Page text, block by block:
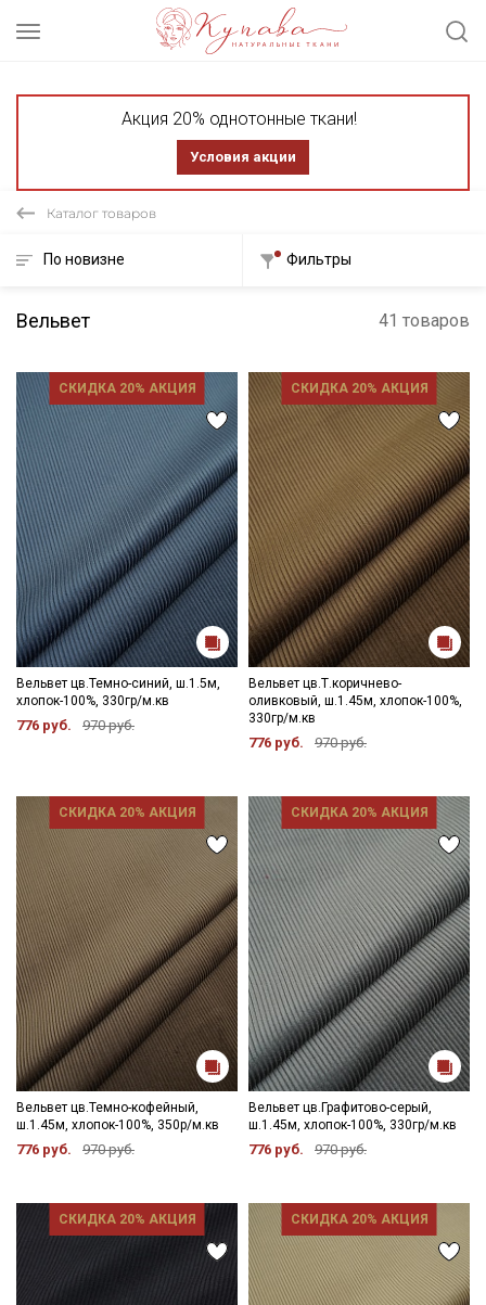
Акция 20% однотонные ткани!
Условия акции
Каталог товаров
По новизне Фильтры
Вельвет 41 товаров
СКИДКА 20% АКЦИЯ
Вельвет цв.Темно-синий, ш.1.5м,
хлопок-100%, 330гр/м.кв
776 руб. 970 руб.
СКИДКА 20% АКЦИЯ
Вельвет цв.Т.коричнево-
оливковый, ш.1.45м, хлопок-100%,
330гр/м.кв
776 руб. 970 руб.
СКИДКА 20% АКЦИЯ
Вельвет цв.Темно-кофейный,
ш.1.45м, хлопок-100%, 350р/м.кв
776 руб. 970 руб.
СКИДКА 20% АКЦИЯ
Вельвет цв.Графитово-серый,
ш.1.45м, хлопок-100%, 330гр/м.кв
776 руб. 970 руб.
СКИДКА 20% АКЦИЯ СКИДКА 20% АКЦИЯ